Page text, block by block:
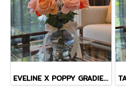
EVELINE X POPPY GRADIENT VASE